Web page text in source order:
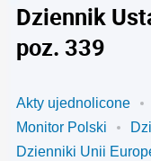
Dziennik
poz. 339
Akty ujednolicone
Monitor Polski
Dzienniki Unii